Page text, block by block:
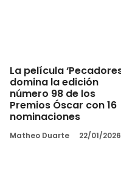
La película
domina la edición
número 98 de los
Premios Óscar con 16
nominaciones
Matheo Duarte 22/01/2026